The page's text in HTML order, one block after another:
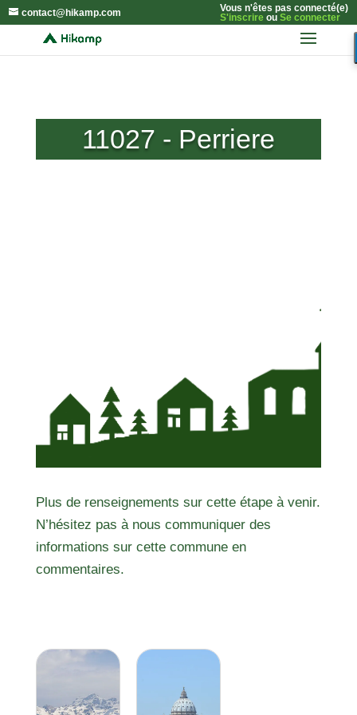
contact@hikamp.com
Vous n'êtes pas connecté(e)
S'inscrireou Se connecter
11027 - Perriere
Plus de renseignements sur cette étape à venir.
N’hésitez pas à nous communiquer des
informations sur cette commune en
commentaires.